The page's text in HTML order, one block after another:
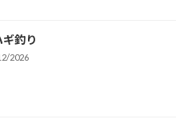
ギ釣り
2026